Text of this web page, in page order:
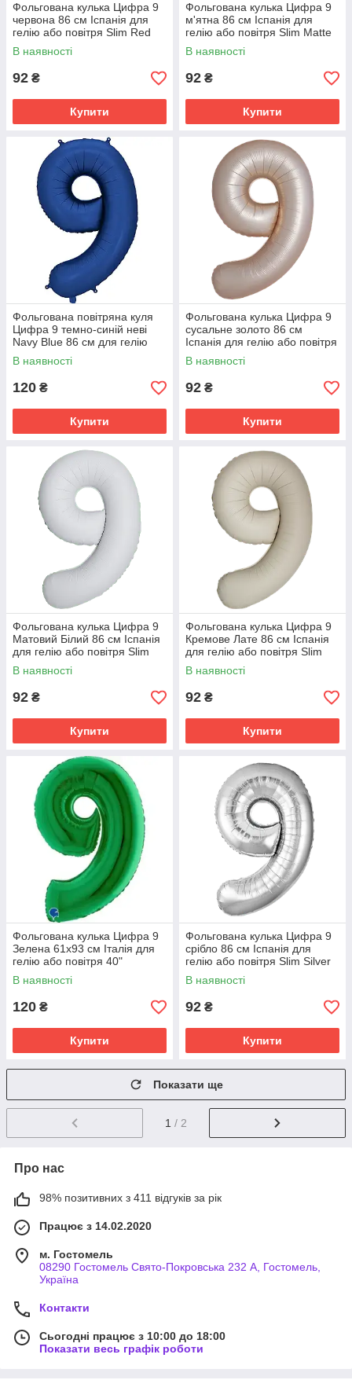
Фольгована кулька Цифра 9
червона 86 см Іспанія для
гелію або повітря Slim Red
34"
В наявності
92 ₴
Купити
Фольгована кулька Цифра 9
м'ятна 86 см Іспанія для
гелію або повітря Slim Matte
Mint 34"
В наявності
92 ₴
Купити
Фольгована повітряна куля
Цифра 9 темно-синій неві
Navy Blue 86 см для гелію
або повітря
В наявності
120 ₴
Купити
Фольгована кулька Цифра 9
сусальне золото 86 см
Іспанія для гелію або повітря
Slim Matte Starlight Gold 34"
В наявності
92 ₴
Купити
Фольгована кулька Цифра 9
Матовий Білий 86 см Іспанія
для гелію або повітря Slim
Matte White 34"
В наявності
92 ₴
Купити
Фольгована кулька Цифра 9
Кремове Лате 86 см Іспанія
для гелію або повітря Slim
Matte Creamy Latte 34"
В наявності
92 ₴
Купити
Фольгована кулька Цифра 9
Зелена 61x93 см Італія для
гелію або повітря 40"
В наявності
120 ₴
Купити
Фольгована кулька Цифра 9
срібло 86 см Іспанія для
гелію або повітря Slim Silver
34"
В наявності
92 ₴
Купити
Показати ще
1 / 2
Про нас
98% позитивних з 411 відгуків за рік
Працює з 14.02.2020
м. Гостомель
08290 Гостомель Свято-Покровська 232 А, Гостомель,
Україна
Контакти
Сьогодні працює з 10:00 до 18:00
Показати весь графік роботи